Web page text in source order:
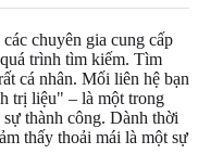
chuyên gia cung cấp
trình tìm kiếm. Tìm
cá nhân. Mối liên hệ bạn
trị liệu" – là một trong
thành công. Dành thời
thấy thoải mái là một sự